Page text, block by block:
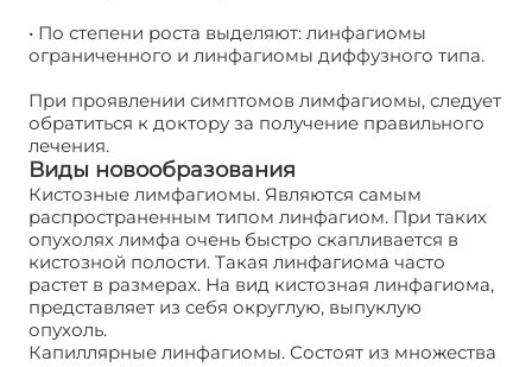
• По степени роста выделяют: линфагиомы
ограниченного и линфагиомы диффузного типа.
При проявлении симптомов лимфагиомы, следует
обратиться к доктору за получение правильного
лечения.
Виды новообразования
Кистозные лимфагиомы. Являются самым
распространенным типом линфагиом. При таких
опухолях лимфа очень быстро скапливается в
кистозной полости. Такая линфагиома часто
растет в размерах. На вид кистозная линфагиома,
представляет из себя округлую, выпуклую
опухоль.
Капиллярные линфагиомы. Состоят из множества